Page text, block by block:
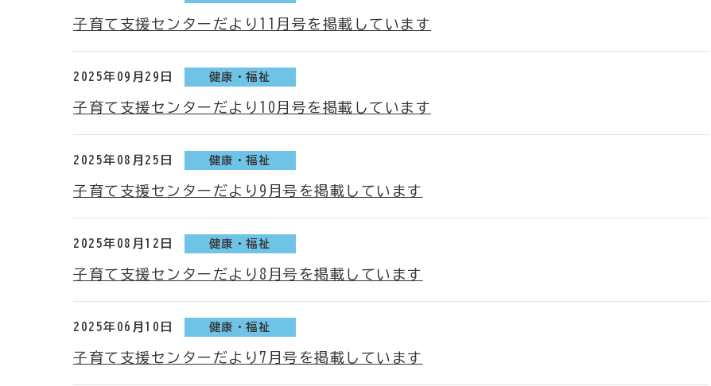
子育て支援センターだより11月号を掲載しています
2025年09月29日 健康・福祉
子育て支援センターだより10月号を掲載しています
2025年08月25日 健康・福祉
子育て支援センターだより9月号を掲載しています
2025年08月12日 健康・福祉
子育て支援センターだより8月号を掲載しています
2025年06月10日 健康・福祉
子育て支援センターだより7月号を掲載しています